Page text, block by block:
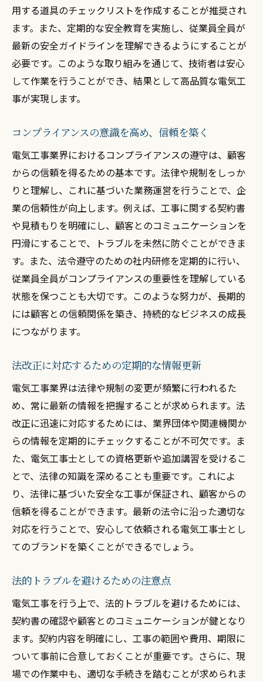
用する道具のチェックリストを作成することが推奨され
ます。また、定期的な安全教育を実施し、従業員全員が
最新の安全ガイドラインを理解できるようにすることが
必要です。このような取り組みを通じて、技術者は安心
して作業を行うことができ、結果として高品質な電気工
事が実現します。
コンプライアンスの意識を高め、信頼を築く
電気工事業界におけるコンプライアンスの遵守は、顧客
からの信頼を得るための基本です。法律や規制をしっか
りと理解し、これに基づいた業務運営を行うことで、企
業の信頼性が向上します。例えば、工事に関する契約書
や見積もりを明確にし、顧客とのコミュニケーションを
円滑にすることで、トラブルを未然に防ぐことができま
す。また、法令遵守のための社内研修を定期的に行い、
従業員全員がコンプライアンスの重要性を理解している
状態を保つことも大切です。このような努力が、長期的
には顧客との信頼関係を築き、持続的なビジネスの成長
につながります。
法改正に対応するための定期的な情報更新
電気工事業界は法律や規制の変更が頻繁に行われるた
め、常に最新の情報を把握することが求められます。法
改正に迅速に対応するためには、業界団体や関連機関か
らの情報を定期的にチェックすることが不可欠です。ま
た、電気工事士としての資格更新や追加講習を受けるこ
とで、法律の知識を深めることも重要です。これによ
り、法律に基づいた安全な工事が保証され、顧客からの
信頼を得ることができます。最新の法令に沿った適切な
対応を行うことで、安心して依頼される電気工事士とし
てのブランドを築くことができるでしょう。
法的トラブルを避けるための注意点
電気工事を行う上で、法的トラブルを避けるためには、
契約書の確認や顧客とのコミュニケーションが鍵となり
ます。契約内容を明確にし、工事の範囲や費用、期限に
ついて事前に合意しておくことが重要です。さらに、現
場での作業中も、適切な手続きを踏むことが求められま